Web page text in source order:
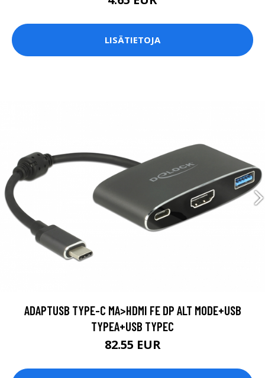
LISÄTIETOJA
ADAPTUSB TYPE-C MA>HDMI FE DP ALT MODE+USB
TYPEA+USB TYPEC
82.55 EUR